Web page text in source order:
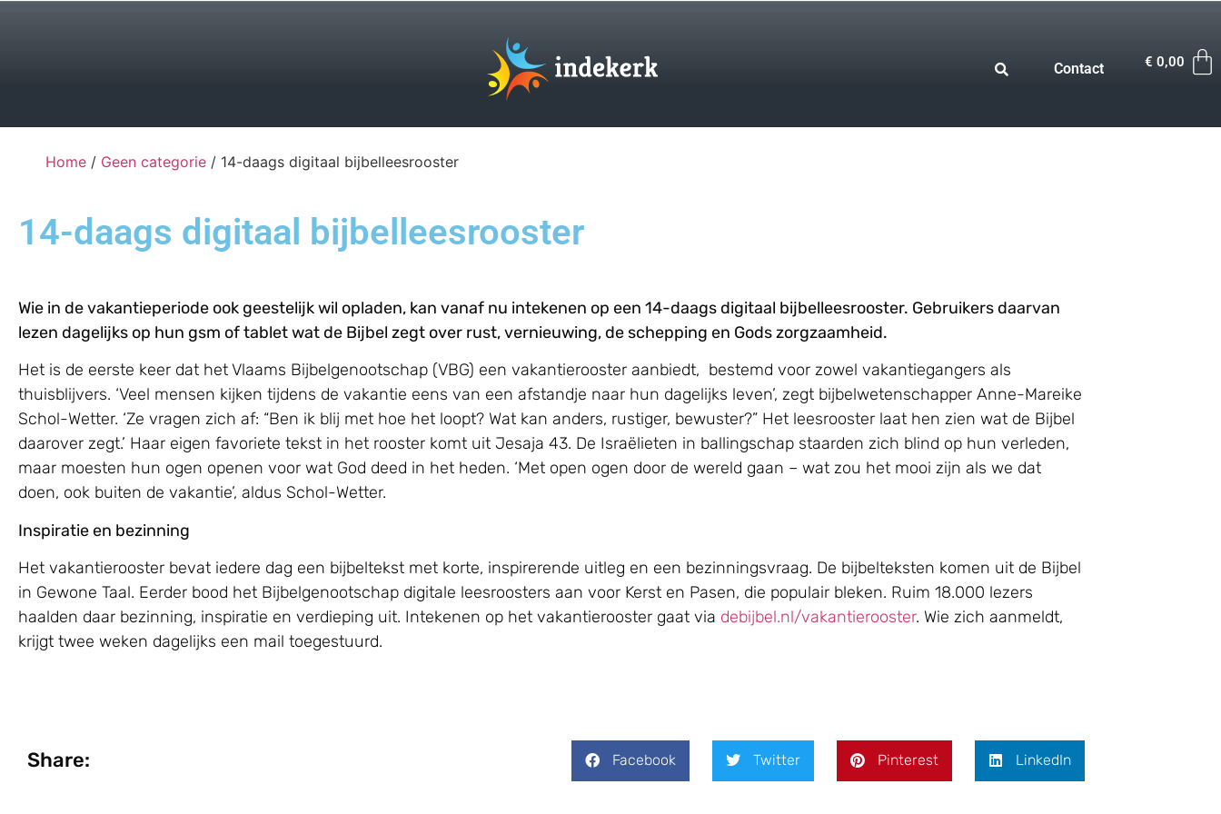
Contact € 0,00
Home / Geen categorie / 14-daags digitaal bijbelleesrooster
14-daags digitaal bijbelleesrooster
Wie in de vakantieperiode ook geestelijk wil opladen, kan vanaf nu intekenen op een 14-daags digitaal bijbelleesrooster. Gebruikers daarvan
lezen dagelijks op hun gsm of tablet wat de Bijbel zegt over rust, vernieuwing, de schepping en Gods zorgzaamheid.
Het is de eerste keer dat het Vlaams Bijbelgenootschap (VBG) een vakantierooster aanbiedt, bestemd voor zowel vakantiegangers als
thuisblijvers. ‘Veel mensen kijken tijdens de vakantie eens van een afstandje naar hun dagelijks leven’, zegt bijbelwetenschapper Anne-Mareike
Schol-Wetter. ‘Ze vragen zich af: “Ben ik blij met hoe het loopt? Wat kan anders, rustiger, bewuster?” Het leesrooster laat hen zien wat de Bijbel
daarover zegt.’ Haar eigen favoriete tekst in het rooster komt uit Jesaja 43. De Israëlieten in ballingschap staarden zich blind op hun verleden,
maar moesten hun ogen openen voor wat God deed in het heden. ‘Met open ogen door de wereld gaan – wat zou het mooi zijn als we dat
doen, ook buiten de vakantie’, aldus Schol-Wetter.
Inspiratie en bezinning
Het vakantierooster bevat iedere dag een bijbeltekst met korte, inspirerende uitleg en een bezinningsvraag. De bijbelteksten komen uit de Bijbel
in Gewone Taal. Eerder bood het Bijbelgenootschap digitale leesroosters aan voor Kerst en Pasen, die populair bleken. Ruim 18.000 lezers
haalden daar bezinning, inspiratie en verdieping uit. Intekenen op het vakantierooster gaat via debijbel.nl/vakantierooster. Wie zich aanmeldt,
krijgt twee weken dagelijks een mail toegestuurd.
Share: Facebook Twitter Pinterest LinkedIn